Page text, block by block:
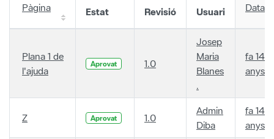
Pàgina Estat Revisió Usuari Data
Plana 1 de
l'ajuda
Aprovat 1.0
Josep
Maria
Blanes
.
fa 14
anys
Z Aprovat 1.0
Admin
Diba
fa 14
anys